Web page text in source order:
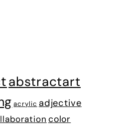
abstractart
acrylic adjective
color